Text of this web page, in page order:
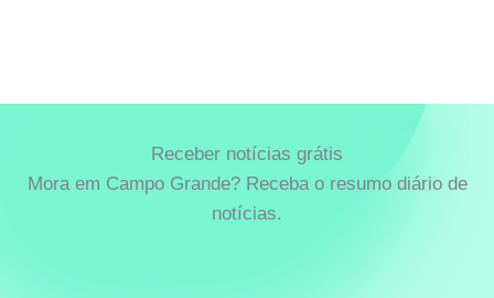
Receber notícias grátis
Mora em Campo Grande? Receba o resumo diário de
notícias.